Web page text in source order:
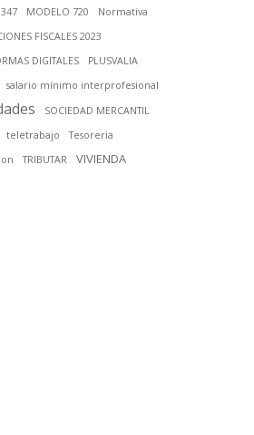
MODELO 720
Normativa
FISCALES 2023
DIGITALES
PLUSVALIA
salario mínimo interprofesional
SOCIEDAD MERCANTIL
teletrabajo
Tesoreria
TRIBUTAR VIVIENDA